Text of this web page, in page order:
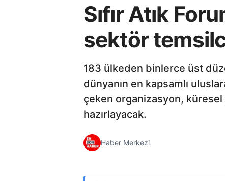
Sıfır Atık
sektör
183 ülkeden binlerce üst
dünyanın en kapsamlı
çeken organizasyon, küresel
hazırlayacak.
Haber Merkezi